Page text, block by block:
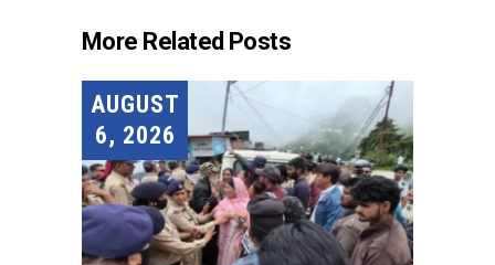
More Related Posts
AUGUST
6, 2026